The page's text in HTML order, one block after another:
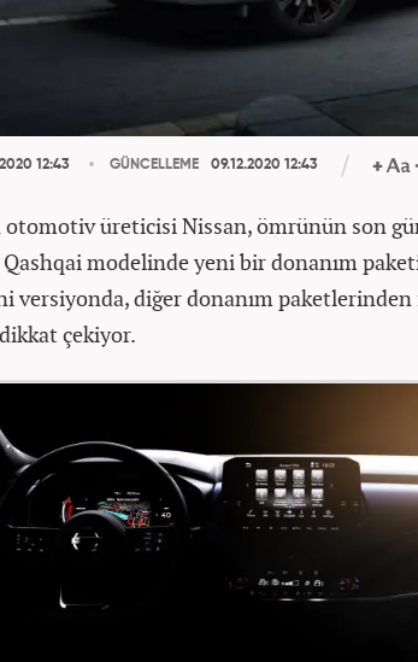
12:43 GÜNCELLEME 09.12.2020 12:43
otomotiv üreticisi Nissan, ömrünün son
modelinde yeni bir donanım
versiyonda, diğer donanım paketlerinden
çekiyor.